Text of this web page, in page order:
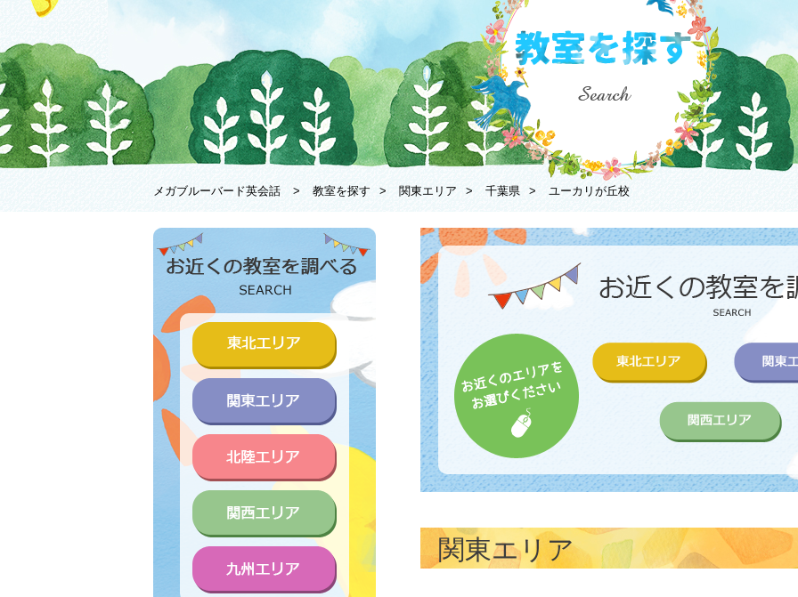
メガブルーバード英会話 > 教室を探す > 関東エリア > 千葉県 > ユーカリが丘校
関東エリア